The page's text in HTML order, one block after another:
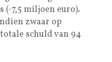
(-7,5 miljoen euro).
zwaar op
schuld van 94